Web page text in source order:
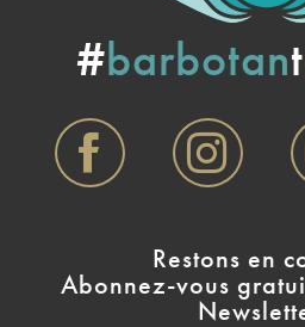
#barbotan
Restons en
Abonnez-vous